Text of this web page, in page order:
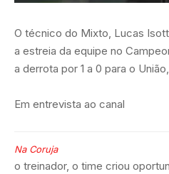
O técnico do Mixto, Lucas
a estreia da equipe no
a derrota por 1 a 0 para o
Em entrevista ao canal
Na Coruja
o treinador, o time criou